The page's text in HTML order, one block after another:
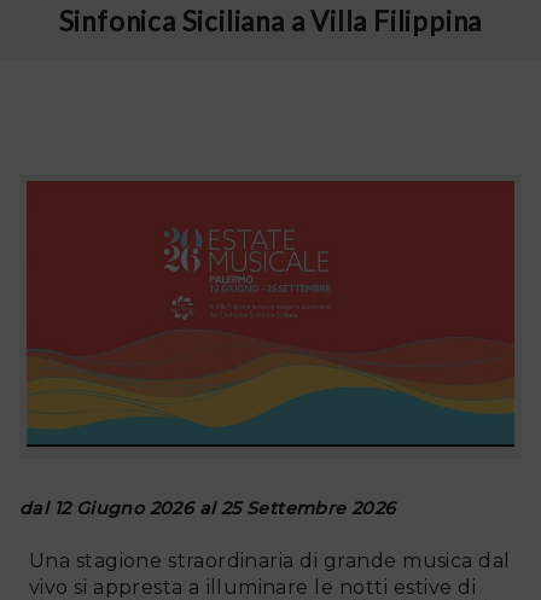
Sinfonica Siciliana a Villa Filippina
dal 12 Giugno 2026 al 25 Settembre 2026
Una stagione straordinaria di grande musica dal
vivo si appresta a illuminare le notti estive di